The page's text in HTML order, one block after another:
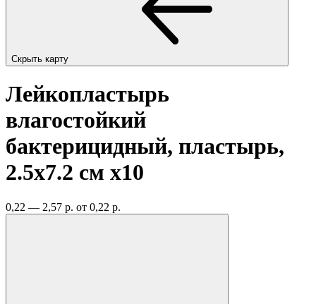
Скрыть карту
Лейкопластырь
влагостойкий
бактерицидный, пластырь,
2.5х7.2 см x10
0,22 — 2,57 р. от 0,22 р.